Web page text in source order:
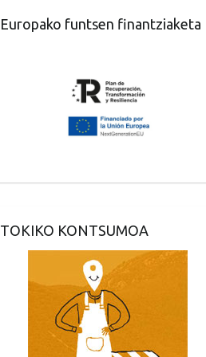
Europako funtsen finantziaketa
TOKIKO KONTSUMOA